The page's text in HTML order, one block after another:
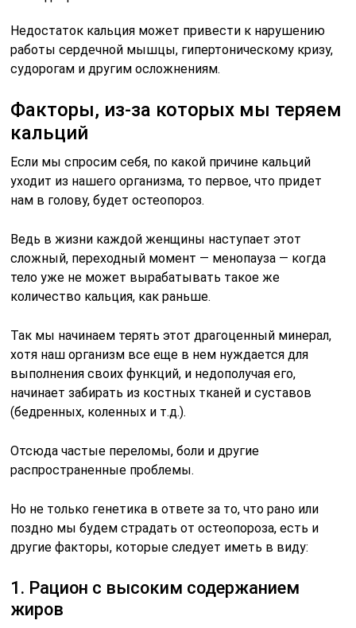
Недостаток кальция может привести к нарушению
работы сердечной мышцы, гипертоническому кризу,
судорогам и другим осложнениям.
Факторы, из-за которых мы теряем
кальций
Если мы спросим себя, по какой причине кальций
уходит из нашего организма, то первое, что придет
нам в голову, будет остеопороз.
Ведь в жизни каждой женщины наступает этот
сложный, переходный момент — менопауза — когда
тело уже не может выpaбатывать такое же
количество кальция, как раньше.
Так мы начинаем терять этот драгоценный минерал,
хотя наш организм все еще в нем нуждается для
выполнения своих функций, и недополучая его,
начинает забирать из костных тканей и суставов
(бедренных, коленных и т.д.).
Отсюда частые переломы, боли и другие
распространенные проблемы.
Но не только генетика в ответе за то, что рано или
поздно мы будем страдать от остеопороза, есть и
другие факторы, которые следует иметь в виду:
1. Рацион с высоким содержанием
жиров